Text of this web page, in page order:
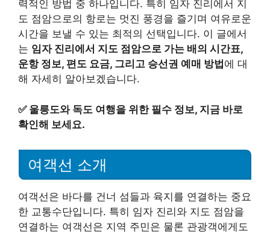
력적인 방법 중 하나입니다. 특히 임자 진리에서 지
도 점암으로의 항로는 멋진 풍경을 즐기며 여유로운
시간을 보낼 수 있는 최적의 선택입니다. 이 글에서
는 임자 진리에서 지도 점암으로 가는 배의 시간표,
운항 정보, 편도 요금, 그리고 승선권 예매 방법 에 대
해 자세히 알아보겠습니다.
✅ 울릉도와 독도 여행을 위한 필수 정보, 지금 바로
확인해 보세요.
여객선 소개
여객선은 바다를 건너 섬들과 육지를 연결하는 중요
한 교통수단입니다. 특히 임자 진리와 지도 점암을
연결하는 여객선은 지역 주민은 물론 관광객에게도